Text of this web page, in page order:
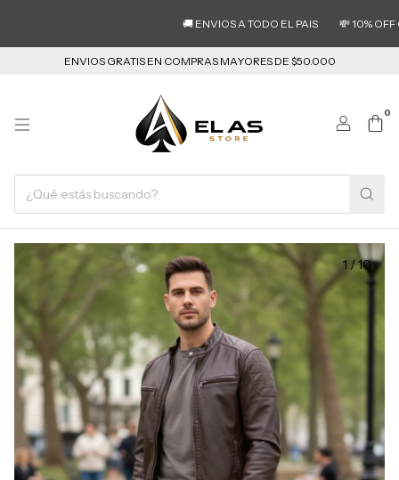
🚚 ENVIOS A TODO EL PAIS 💸 10% OFF
ENVIOS GRATIS EN COMPRAS MAYORES DE $50.000
0
1 /10